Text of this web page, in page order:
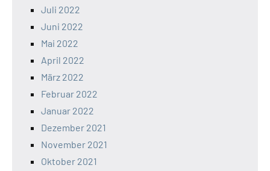
Juli 2022
Juni 2022
Mai 2022
April 2022
März 2022
Februar 2022
Januar 2022
Dezember 2021
November 2021
Oktober 2021